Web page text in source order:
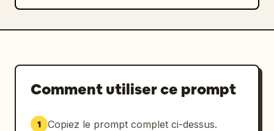
gauche", "text": "しかも、この身体は……貴族であり
      {
        "description": "Case divisée. Le côté
montre un gros plan déterminé avec des yeux
Comment utiliser ce prompt
1 Copiez le prompt complet ci-dessus.